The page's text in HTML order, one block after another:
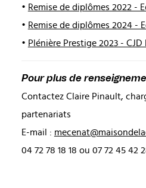
• Remise de diplômes 2022 -
• Remise de diplômes 2024 -
• Plénière Prestige 2023 -
Pour plus de
Contactez Claire Pinault,
partenariats
E-mail :
04 72 78 18 18 ou 07 72 45 42